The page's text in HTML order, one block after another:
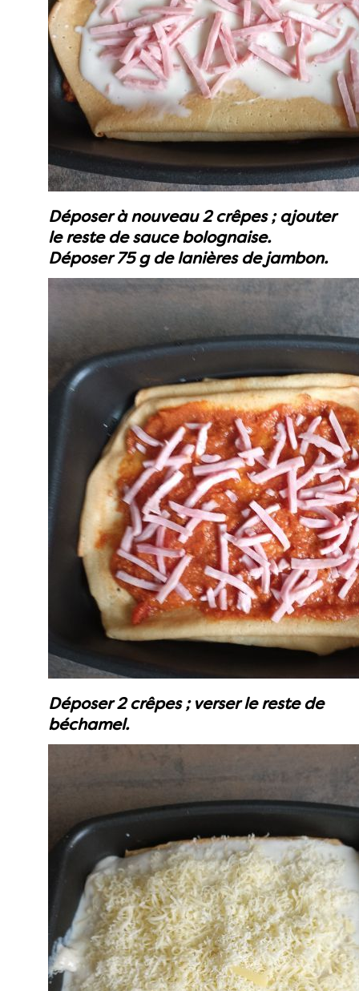
Déposer à nouveau 2 crêpes ; ajouter
le reste de sauce bolognaise.
Déposer 75 g de lanières de jambon.
Déposer 2 crêpes ; verser le reste de
béchamel.